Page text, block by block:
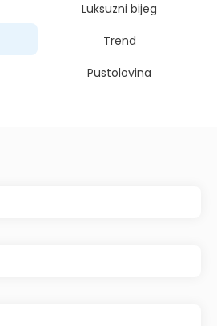
Luksuzni bijeg
Trend
Pustolovina